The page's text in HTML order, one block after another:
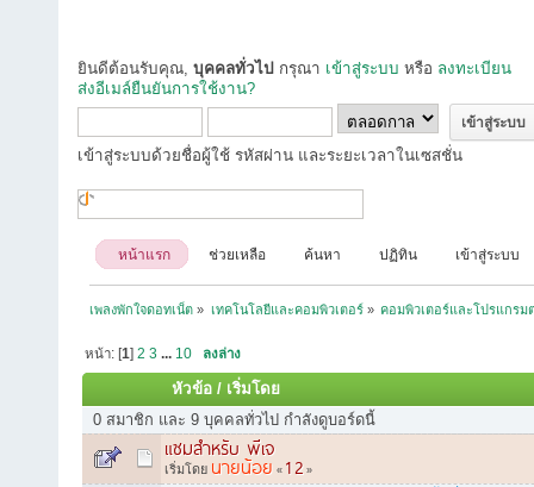
ยินดีต้อนรับคุณ, บุคคลทั่วไป กรุณา เข้าสู่ระบบ หรือ ลงทะเบียน
ส่งอีเมล์ยืนยันการใช้งาน?
เข้าสู่ระบบด้วยชื่อผู้ใช้ รหัสผ่าน และระยะเวลาในเซสชั่น
หน้าแรก ช่วยเหลือ ค้นหา ปฏิทิน เข้าสู่ระบบ
เพลงพักใจดอทเน็ต » เทคโนโลยีและคอมพิวเตอร์» คอมพิวเตอร์และโปรแกรม
หน้า: [1]2 3 ... 10 ลงล่าง
หัวข้อ / เริ่มโดย
0 สมาชิก และ 9 บุคคลทั่วไป กำลังดูบอร์ดนี้
แซมสำหรับ พีเจ
เริ่มโดย นายน้อย « 12 »